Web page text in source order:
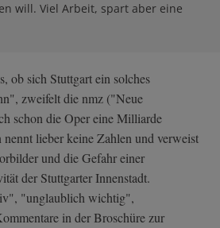
will. Viel Arbeit, spart aber eine
ob sich Stuttgart ein solches
zweifelt die nmz ("Neue
schon die Oper eine Milliarde
lieber keine Zahlen und verweist
und die Gefahr einer
der Stuttgarter Innenstadt.
"unglaublich wichtig",
in der Broschüre zur